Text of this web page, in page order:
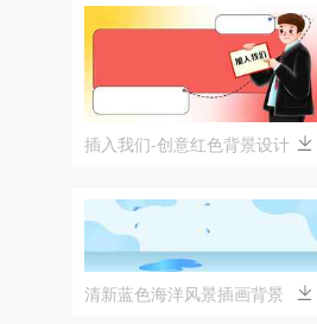
插入我们-创意红色背景设计
清新蓝色海洋风景插画背景